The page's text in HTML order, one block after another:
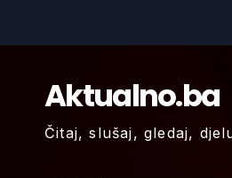
Aktualno.ba
Čitaj, slušaj, gledaj,